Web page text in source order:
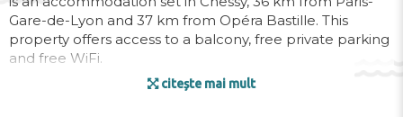
Gare-de-Lyon and 37 km from Opéra Bastille. This
property offers access to a balcony, free private parking
and free WiFi.
This apartment is fitted with 2 bedrooms, a kitchen with
citește mai mult